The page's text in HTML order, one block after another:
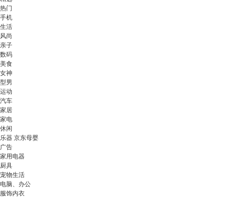
热门
手机
生活
风尚
亲子
数码
美食
女神
型男
运动
汽车
家居
家电
休闲
乐器 京东母婴
广告
家用电器
厨具
宠物生活
电脑、办公
服饰内衣